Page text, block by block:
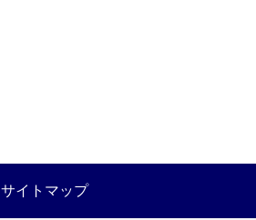
サイトマップ